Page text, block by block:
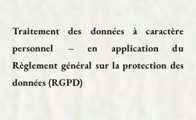
Traitement des données à caractère
personnel – en application du
Règlement général sur la protection des
données (RGPD)